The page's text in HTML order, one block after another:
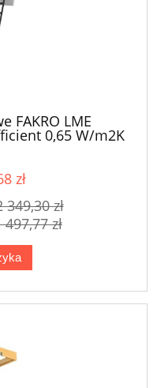
FAKRO LME
0,65 W/m2K
zł
349,30 zł
497,77 zł